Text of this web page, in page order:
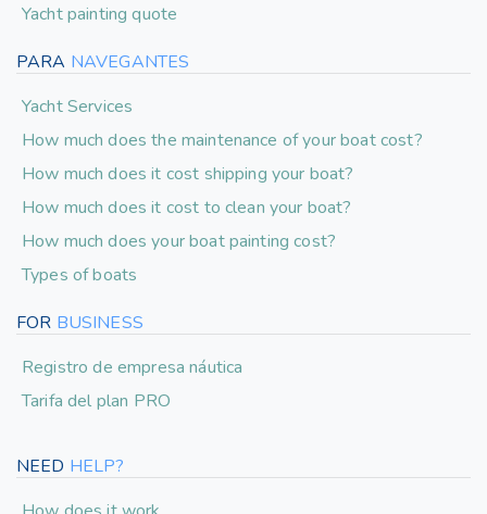
Yacht painting quote
PARA NAVEGANTES
Yacht Services
How much does the maintenance of your boat cost?
How much does it cost shipping your boat?
How much does it cost to clean your boat?
How much does your boat painting cost?
Types of boats
FOR BUSINESS
Registro de empresa náutica
Tarifa del plan PRO
NEED HELP?